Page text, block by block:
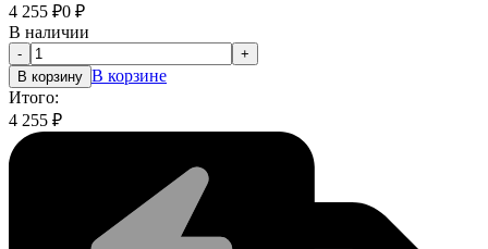
4 255 ₽0 ₽
В наличии
-
+
В корзину В корзине
Итого:
4 255 ₽